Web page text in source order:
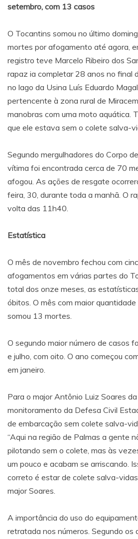
setembro, com 13 casos
O Tocantins somou no último
mortes por afogamento até agora,
registro teve Marcelo Ribeiro dos
rapaz ia completar 28 anos no final
no lago da Usina Luís Eduardo
pertencente à zona rural de
manobras com uma moto aquática.
que ele estava sem o colete salva-
Segundo mergulhadores do Corpo
vítima foi encontrada cerca de 70
afogou. As ações de resgate
feira, 30, durante toda a manhã. O
volta das 11h40.
Estatística
O mês de novembro fechou com
afogamentos em várias partes do
total dos onze meses, as
óbitos. O mês com maior
somou 13 mortes.
O segundo maior número de casos
e julho, com oito. O ano começou
em janeiro.
Para o major Antônio Luiz Soares
monitoramento da Defesa Civil
de embarcação sem colete salva-
“Aqui na região de Palmas a gente
pilotando sem o colete, mas às
um pouco e acabam se arriscando.
correto é estar de colete salva-vidas
major Soares.
A importância do uso do
retratada nos números. Segundo os